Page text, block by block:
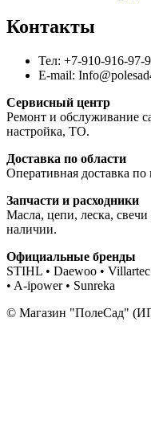
Контакты
Тел: +7-910-916-97-
E-mail:
Сервисный центр
Ремонт и обслуживание
настройка, ТО.
Доставка по области
Оперативная доставка по
Запчасти и расходники
Масла, цепи, леска,
наличии.
Официальные бренды
STIHL • Daewoo •
• A-ipower • Sunreka
© Магазин "ПолеСад"